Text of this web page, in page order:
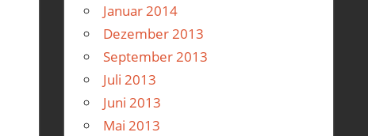
Januar 2014
Dezember 2013
September 2013
Juli 2013
Juni 2013
Mai 2013